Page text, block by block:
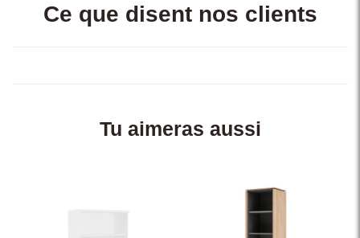
Ce que disent nos clients
Tu aimeras aussi